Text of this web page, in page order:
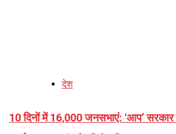
देश
10 दिनों में 16,000 जनसभाएं: ‘आप’ सरकार